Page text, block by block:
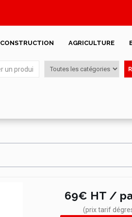
CONSTRUCTION AGRICULTURE
69€ HT /
(prix tarif